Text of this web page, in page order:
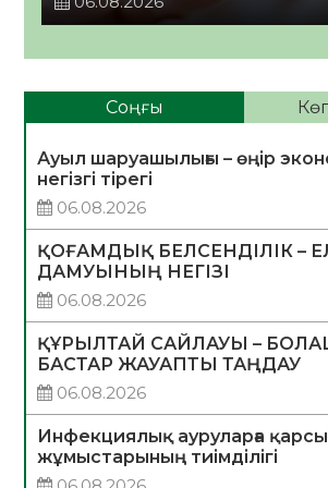
Соңғы
Ауыл шаруашылығы – өңір
негізгі тірегі
06.08.2026
ҚОҒАМДЫҚ БЕЛСЕНДІЛІК –
ДАМУЫНЫҢ НЕГІЗІ
06.08.2026
ҚҰРЫЛТАЙ САЙЛАУЫ –
БАСТАР ЖАУАПТЫ ТАҢДАУ
06.08.2026
Инфекциялық ауруларға
жұмыстарының тиімділігі